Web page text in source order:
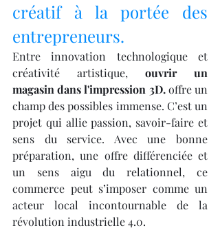
créatif à la portée des
entrepreneurs.
Entre innovation technologique et
créativité artistique, ouvrir un
magasin dans l'impression 3D. offre un
champ des possibles immense. C’est un
projet qui allie passion, savoir-faire et
sens du service. Avec une bonne
préparation, une offre différenciée et
un sens aigu du relationnel, ce
commerce peut s’imposer comme un
acteur local incontournable de la
révolution industrielle 4.0.